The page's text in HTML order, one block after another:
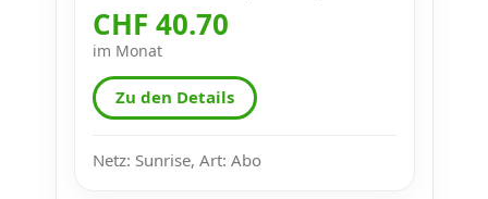
CHF 40.70
im Monat
Zu den Details
Netz: Sunrise, Art: Abo